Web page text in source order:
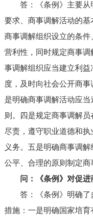
答：《条例》主要
要求、商事调解活动的
商事调解组织设立的条
营利性，同时规定商事
事调解组织应当建立利
度，及时向社会公开商
是明确商事调解活动应
则。四是规定商事调解
尽责，遵守职业道德和
义务。五是明确商事调
公平、合理的原则制定商
问：《条例》对促
答：《条例》明确
措施：一是明确国家培